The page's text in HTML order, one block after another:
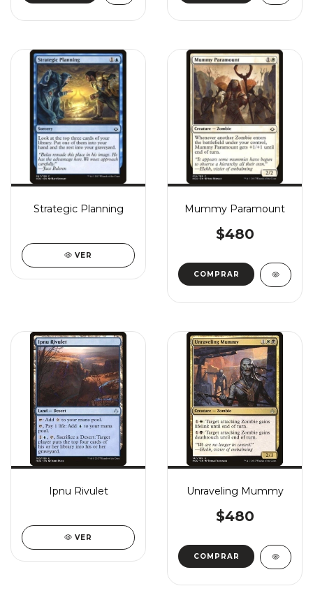
Strategic Planning
VER
Mummy Paramount
$480
COMPRAR
Ipnu Rivulet
VER
Unraveling Mummy
$480
COMPRAR